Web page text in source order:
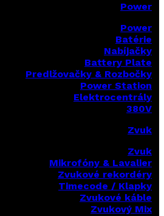
Power
Power
Batérie
Nabíjačky
Battery Plate
Predlžovačky & Rozbočky
Power Station
Elektrocentrály
380V
Zvuk
Zvuk
Mikrofóny & Lavalier
Zvukové rekordéry
Timecode / Klapky
Zvukové káble
Zvukový Mix